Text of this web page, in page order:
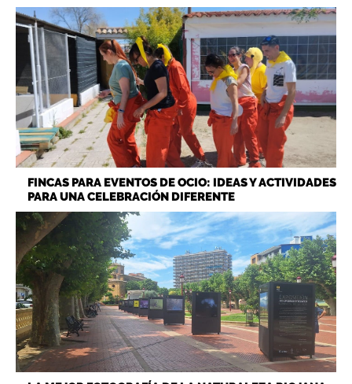
FINCAS PARA EVENTOS DE OCIO: IDEAS Y ACTIVIDADES
PARA UNA CELEBRACIÓN DIFERENTE